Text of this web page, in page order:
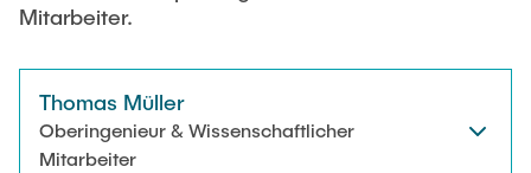
Mitarbeiter.
Thomas Müller
Oberingenieur & Wissenschaftlicher
Mitarbeiter